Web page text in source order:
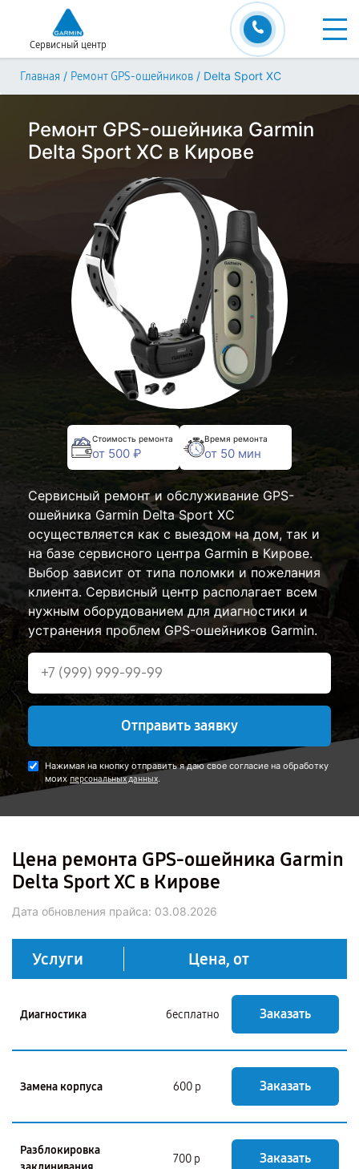
Сервисный центр
Главная / Ремонт GPS-ошейников / Delta Sport XC
Ремонт GPS-ошейника Garmin
Delta Sport XC в Кирове
Стоимость ремонта
от 500 ₽
Время ремонта
от 50 мин
Сервисный ремонт и обслуживание GPS-
ошейника Garmin Delta Sport XC
осуществляется как с выездом на дом, так и
на базе сервисного центра Garmin в Кирове.
Выбор зависит от типа поломки и пожелания
клиента. Сервисный центр располагает всем
нужным оборудованием для диагностики и
устранения проблем GPS-ошейников Garmin.
Отправить заявку
Нажимая на кнопку отправить я даю свое согласие на обработку
моих персональных данных.
Цена ремонта GPS-ошейника Garmin
Delta Sport XC в Кирове
Дата обновления прайса: 03.08.2026
Услуги Цена, от
Диагностика бесплатно Заказать
Замена корпуса 600 р Заказать
Разблокировка
700 р Заказать